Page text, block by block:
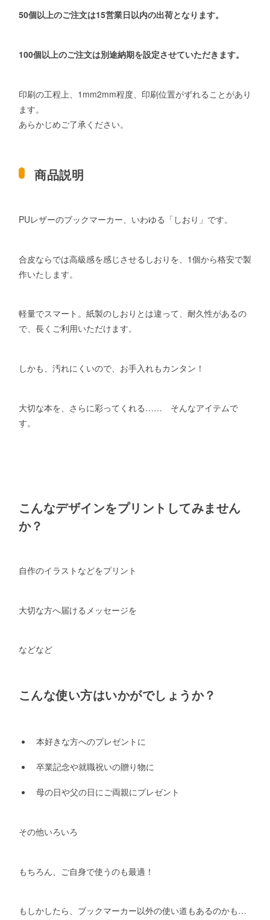
50個以上のご注文は15営業日以内の出荷となります。
100個以上のご注文は別途納期を設定させていただきます。
印刷の工程上、1mm2mm程度、印刷位置がずれることがあり
ます。
あらかじめご了承ください。
商品説明
PUレザーのブックマーカー、いわゆる「しおり」です。
合皮ならでは高級感を感じさせるしおりを、1個から格安で製
作いたします。
軽量でスマート。紙製のしおりとは違って、耐久性があるの
で、長くご利用いただけます。
しかも、汚れにくいので、お手入れもカンタン！
大切な本を、さらに彩ってくれる…… そんなアイテムで
す。
こんなデザインをプリントしてみません
か？
自作のイラストなどをプリント
大切な方へ届けるメッセージを
などなど
こんな使い方はいかがでしょうか？
本好きな方へのプレゼントに
卒業記念や就職祝いの贈り物に
母の日や父の日にご両親にプレゼント
その他いろいろ
もちろん、ご自身で使うのも最適！
もしかしたら、ブックマーカー以外の使い道もあるのかも…